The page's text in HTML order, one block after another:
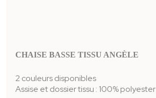
CHAISE BASSE TISSU ANGÈLE
2 couleurs disponibles
Assise et dossier tissu : 100% polyester